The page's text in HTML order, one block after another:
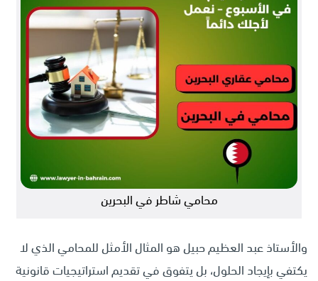
محامي شاطر في البحرين
والأستاذ عبد العظيم حبيل هو المثال الأمثل للمحامي الذي لا
يكتفي بإيجاد الحلول، بل يتفوق في تقديم استراتيجيات قانونية